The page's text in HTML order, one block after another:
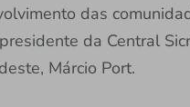
das
da Central
Márcio Port.